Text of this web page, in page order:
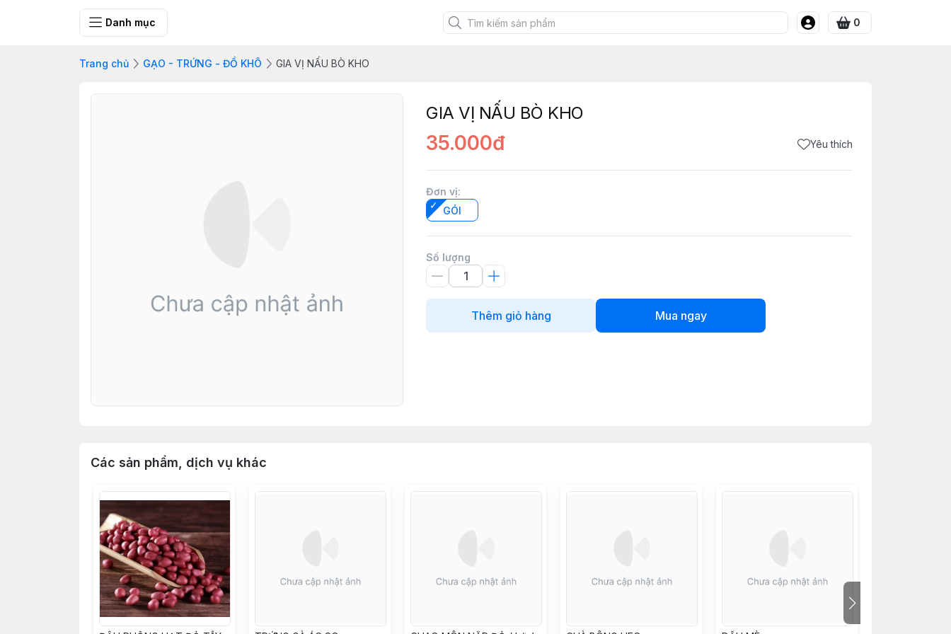
Danh mục 0
Trang chủ GẠO - TRỨNG - ĐỒ KHÔ GIA VỊ NẤU BÒ KHO
GIA VỊ NẤU BÒ KHO
35.000đ Yêu thích
Đơn vị:
GÓI
Số lượng
Thêm giỏ hàng Mua ngay
Các sản phẩm, dịch vụ khác